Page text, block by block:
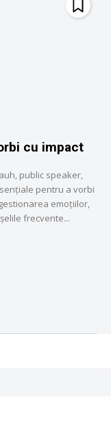
cu impact
public speaker,
pentru a vorbi
emoțiilor,
frecvente...